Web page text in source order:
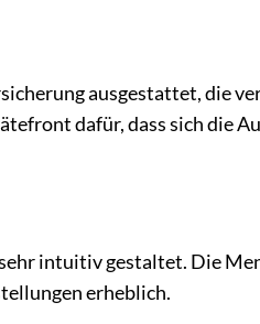
ausgestattet, die
dafür, dass sich die
intuitiv gestaltet. Die
erheblich.